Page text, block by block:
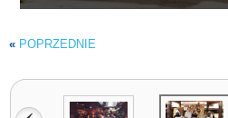
« POPRZEDNIE